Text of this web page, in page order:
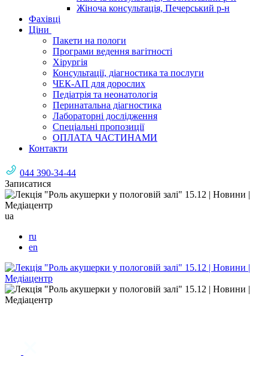
Жіноча консультація, Печерський р-н
Фахівці
Ціни
Пакети на пологи
Програми ведення вагітності
Хірургія
Консультації, діагностика та послуги
ЧЕК-АП для дорослих
Педіатрія та неонатологія
Перинатальна діагностика
Лабораторні дослідження
Спеціальні пропозиції
ОПЛАТА ЧАСТИНАМИ
Контакти
044 390-34-44
Записатися
ua
ru
en